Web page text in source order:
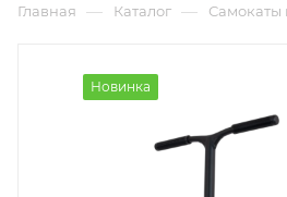
Главная — Каталог — Самокаты
Новинка